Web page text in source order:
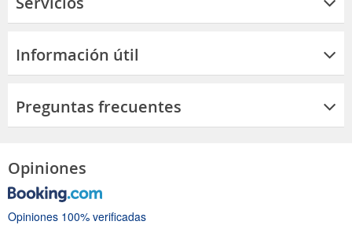
Información útil
Preguntas frecuentes
Opiniones
Opiniones 100% verificadas